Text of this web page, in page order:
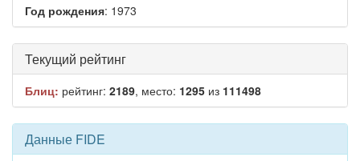
Год рождения: 1973
Текущий рейтинг
Блиц: рейтинг: 2189, место: 1295 из 111498
Данные FIDE